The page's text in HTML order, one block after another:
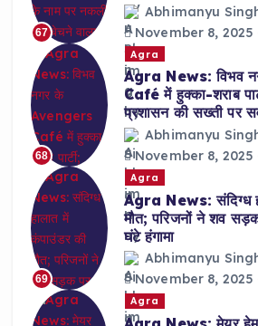
67
Abhimanyu
November 8, 2025
68
Agra
Agra News: विभव
Café में हुक्का-शराब
प्रशासन की सख्ती पर
Abhimanyu
November 8, 2025
69
Agra
Agra News: संदिग्ध
मौत; परिजनों ने शव
घंटे हंगामा
Abhimanyu
November 8, 2025
Agra